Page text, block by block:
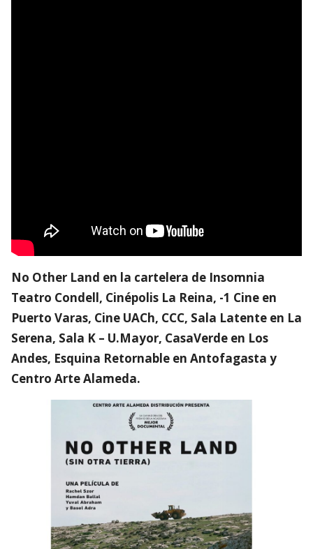
No Other Land en la cartelera de Insomnia
Teatro Condell, Cinépolis La Reina, -1 Cine en
Puerto Varas, Cine UACh, CCC, Sala Latente en La
Serena, Sala K – U.Mayor, CasaVerde en Los
Andes, Esquina Retornable en Antofagasta y
Centro Arte Alameda.